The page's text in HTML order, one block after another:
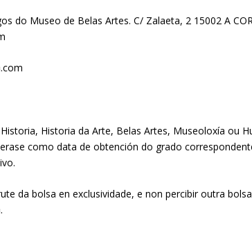
do Museo de Belas Artes. C/ Zalaeta, 2 15002 A
Historia da Arte, Belas Artes, Museoloxía ou
como data de obtención do grado
da bolsa en exclusividade, e non percibir outra